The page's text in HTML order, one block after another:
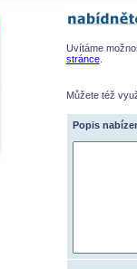
Uvítáme
stránce.
Můžete též
Popis